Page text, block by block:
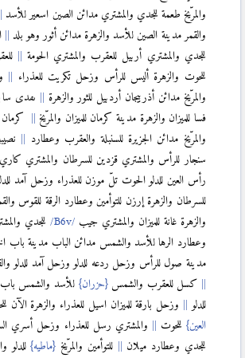
والمرّيخ طعمة للجدي والمشتري مدائن الصين اسعير للأسد
والقمر مدينة الصين للأسد والزهرة مدائن أثور وهو بلد
للجدي والمشتري أربيل للعقرب والمشتري الحومة
للحوت والزهرة أليس للرأس وزحل تكريت للعذراء
والمرّيخ مدائن أذربيجان أردبيل للثور والزهرة
ىٯدى
فسا للميزان والزهرة مدينة كرمان للميزان والمرّيخ
كرمان
والمرّيخ مدائن الجزيرة للسنبلة والعقرب وعطارد
سنجار للرأس والمشتري قزدين للسرطان والمشتري كاري
رأس العين للدلو الحوت تلّ موزن للعذراء وزحل آمد
للسرطان والزهرة إرزن للتوأمين وعطارد الرقة للقوس
والزهرة غانة للميزان والمشتري جيب
للجدي
وعطارد الرها للأسد والشمس مدائن الباب مدينة باب
مدينة صول للرأس وزحل ردعه للدلو وزحل آمد للدلو
كسل للعقرب والشمس{حزران} للأسد والشمس باب
للدلو
وزحل بارقة للميزان اسيل للعذراء والزهرة الآن
العين} للحوت
والمشتري رسل للعذراء وزحل أسري
للجدي وعطارد ميلان
للتوأمين والمرّيخ {ماطيه}للدلو